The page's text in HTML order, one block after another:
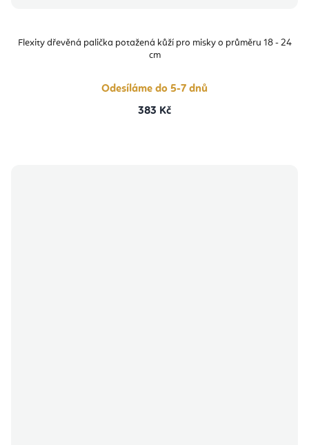
Flexity dřevěná palička potažená kůží pro misky o průměru 18 - 24
cm
Odesíláme do 5-7 dnů
383 Kč